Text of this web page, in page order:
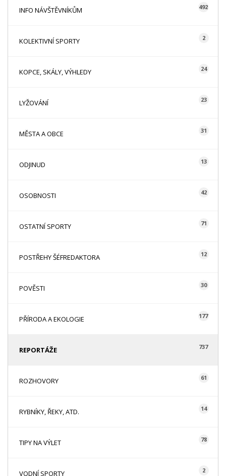
INFO NÁVŠTĚVNÍKŮM 492
KOLEKTIVNÍ SPORTY 2
KOPCE, SKÁLY, VÝHLEDY 24
LYŽOVÁNÍ 23
MĚSTA A OBCE 31
ODJINUD 13
OSOBNOSTI 42
OSTATNÍ SPORTY 71
POSTŘEHY ŠÉFREDAKTORA 12
POVĚSTI 30
PŘÍRODA A EKOLOGIE 177
REPORTÁŽE 737
ROZHOVORY 61
RYBNÍKY, ŘEKY, ATD. 14
TIPY NA VÝLET 78
VODNÍ SPORTY 2